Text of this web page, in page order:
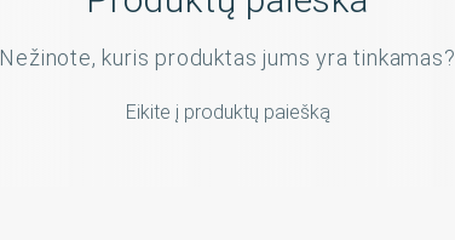
Nežinote, kuris produktas jums yra tinkamas?
Eikite į produktų paiešką